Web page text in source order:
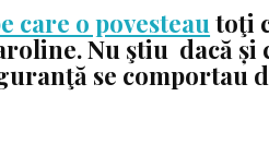
care o povesteautoţi
Nu ştiu dacă și
se comportau